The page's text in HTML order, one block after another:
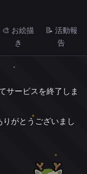
🎨 お絵描
き
📝 活動報
告
サービスを終了しま
がとうございまし